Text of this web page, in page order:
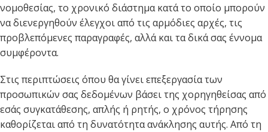
νομοθεσίας, το χρονικό διάστημα κατά το οποίο μπορούν
να διενεργηθούν έλεγχοι από τις αρμόδιες αρχές, τις
προβλεπόμενες παραγραφές, αλλά και τα δικά σας έννομα
συμφέροντα.
Στις περιπτώσεις όπου θα γίνει επεξεργασία των
προσωπικών σας δεδομένων βάσει της χορηγηθείσας από
εσάς συγκατάθεσης, απλής ή ρητής, ο χρόνος τήρησης
καθορίζεται από τη δυνατότητα ανάκλησης αυτής. Από τη